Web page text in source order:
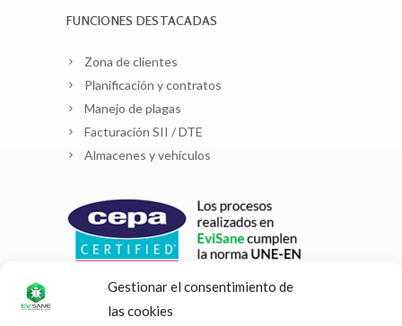
Gestionar el consentimiento de
las cookies
FUNCIONES DESTACADAS
Zona de clientes
Planificación y contratos
Manejo de plagas
Facturación SII / DTE
Almacenes y vehículos